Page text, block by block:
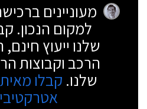
מעוניינים
למקום הנכון.
שלנו ייעוץ
הרכב וקבוצות
שלנו. קבלו